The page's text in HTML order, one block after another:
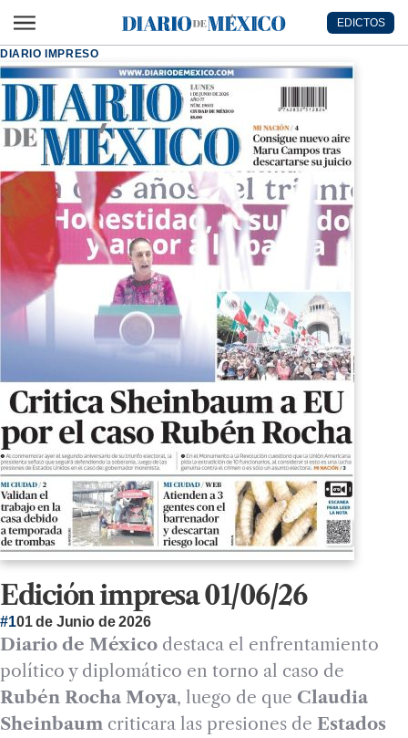
Diario de México
EDICTOS
DIARIO IMPRESO
Edición impresa 01/06/26
#101 de Junio de 2026
Diario de México destaca el enfrentamiento
político y diplomático en torno al caso de
Rubén Rocha Moya, luego de que Claudia
Sheinbaum criticara las presiones de Estados